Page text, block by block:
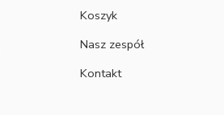
Koszyk
Nasz zespół
Kontakt